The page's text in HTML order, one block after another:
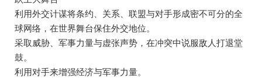
利用外交计谋将条约、关系、联盟与对手形成密不可分的全
球网络，在世界舞台保住外交地位。
采取威胁、军事力量与虚张声势，在冲突中说服敌人打退堂
鼓。
利用对手来增强经济与军事力量。